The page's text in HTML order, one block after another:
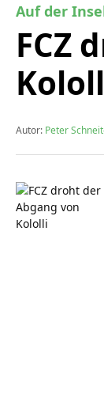
Auf der
FCZ
Autor: Peter